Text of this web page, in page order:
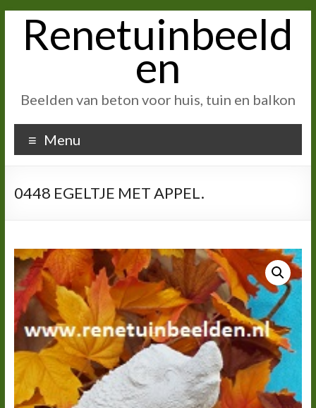
inhoudRenetuinbeeld
en
Beelden van beton voor huis, tuin en balkon
Menu
0448 EGELTJE MET APPEL.